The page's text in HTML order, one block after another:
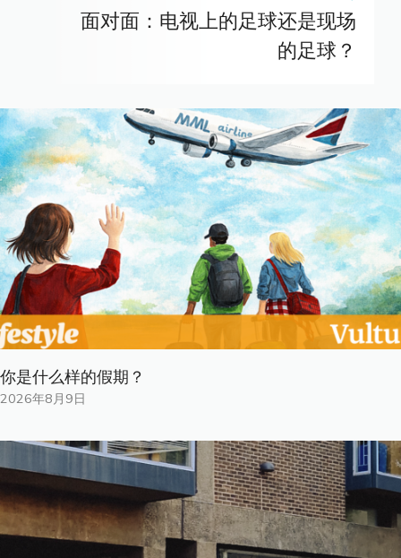
面对面：电视上的足球还是现场
的足球？
你是什​​么样的假期？
2026年8月9日